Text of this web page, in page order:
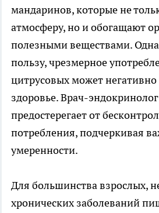
мандаринов, которые не
атмосферу, но и обогащают
полезными веществами.
пользу, чрезмерное
цитрусовых может негативно
здоровье. Врач-
предостерегает от
потребления, подчеркивая
умеренности.
Для большинства взрослых,
хронических заболеваний